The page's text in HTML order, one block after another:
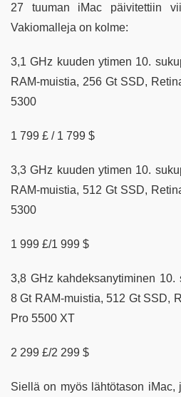
27 tuuman iMac päivitettiin
Vakiomalleja on kolme:
3,1 GHz kuuden ytimen 10.
RAM-muistia, 256 Gt SSD,
5300
1 799 £ / 1 799 $
3,3 GHz kuuden ytimen 10.
RAM-muistia, 512 Gt SSD,
5300
1 999 £/1 999 $
3,8 GHz kahdeksanytiminen
8 Gt RAM-muistia, 512 Gt SSD,
Pro 5500 XT
2 299 £/2 299 $
Siellä on myös lähtötason iMac,